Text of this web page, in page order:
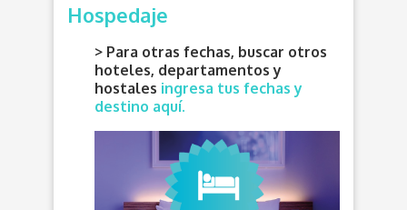
Hospedaje
> Para otras fechas, buscar otros
hoteles, departamentos y
hostales ingresa tus fechas y
destino aquí.